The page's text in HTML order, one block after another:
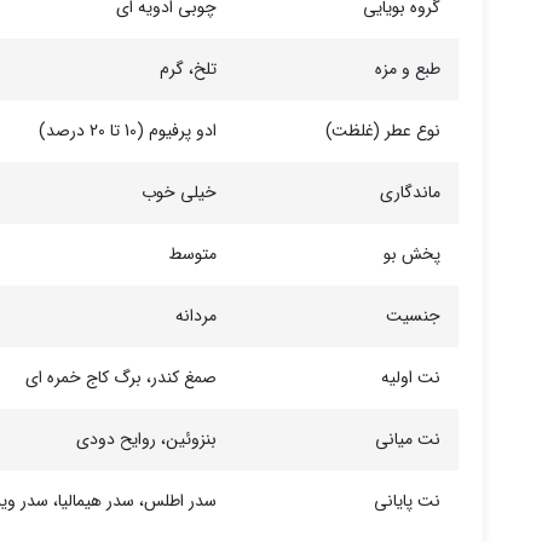
گروه بویایی چوبی ادویه ای
طبع و مزه تلخ، گرم
نوع عطر (غلظت) ادو پرفیوم (10 تا 20 درصد)
ماندگاری خیلی خوب
پخش بو متوسط
جنسیت مردانه
نت اولیه صمغ کندر، برگ کاج خمره ای
نت میانی بنزوئین، روایح دودی
نت پایانی سدر اطلس، سدر هیمالیا، سدر